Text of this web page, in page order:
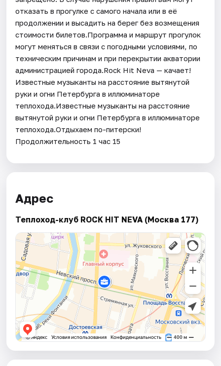
отказать в прогулке с самого начала или в её
продолжении и высадить на берег без возмещения
стоимости билетов.Программа и маршрут прогулок
могут меняться в связи с погодными условиями, по
техническим причинам и при перекрытии акватории
администрацией города.Rock Hit Neva — качает!
Известные музыканты на расстояние вытянутой
руки и огни Петербурга в иллюминаторе
теплохода.Известные музыканты на расстояние
вытянутой руки и огни Петербурга в иллюминаторе
теплохода.Отдыхаем по-питерски!
Продолжительность 1 час 15
Адрес
Теплоход-клуб ROCK HIT NEVA (Москва 177)